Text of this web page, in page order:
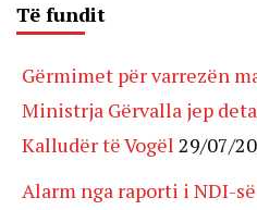
Të fundit
Gërmimet për varrezën
Ministrja Gërvalla jep
Kalludër të Vogël 29/07/
Alarm nga raporti i NDI-